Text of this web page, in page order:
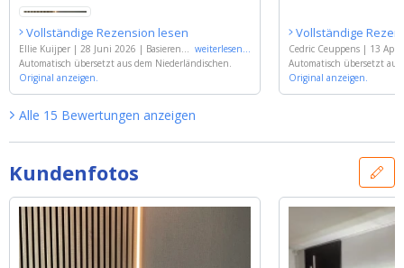
Vollständige Rezension lesen
Ellie Kuijper | 28 Juni 2026 | Basierend a
uf'LED Streifen im flexiblen weißen Einb
auprofil | warmweiß | 3 Meter Set
weiterlesen
Automatisch übersetzt aus dem Niederländischen.
Original anzeigen.
Vollständige
Cedric Ceuppens| 13
end auf'LED Streifen im
n Einbauprofil |
Automatisch übersetzt
Original anzeigen.
Alle 15 Bewertungen anzeigen
Kundenfotos